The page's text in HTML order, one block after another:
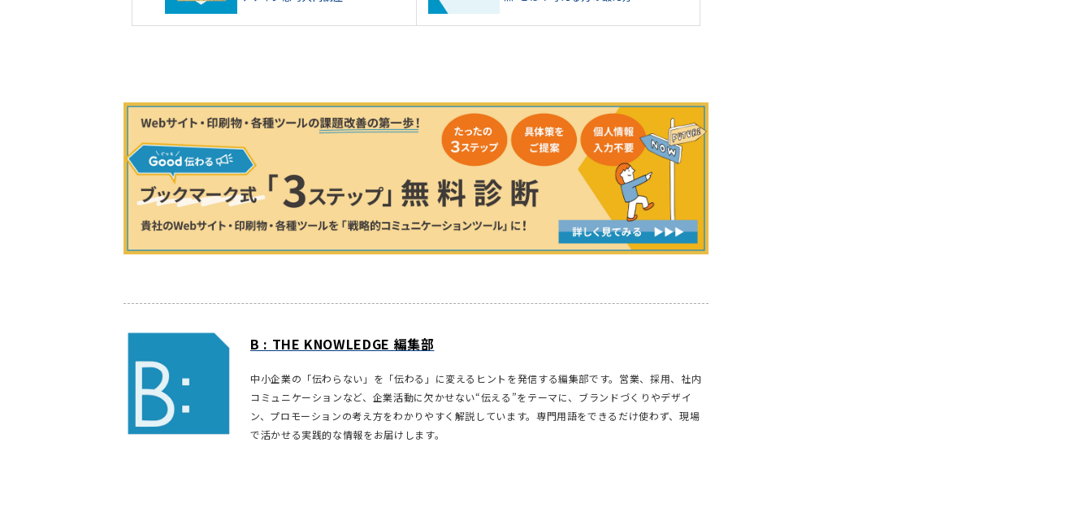
B : THE KNOWLEDGE 編集部
中小企業の「伝わらない」を「伝わる」に変えるヒントを発信する編集部です。営業、採用、社内
コミュニケーションなど、企業活動に欠かせない“伝える”をテーマに、ブランドづくりやデザイ
ン、プロモーションの考え方をわかりやすく解説しています。専門用語をできるだけ使わず、現場
で活かせる実践的な情報をお届けします。